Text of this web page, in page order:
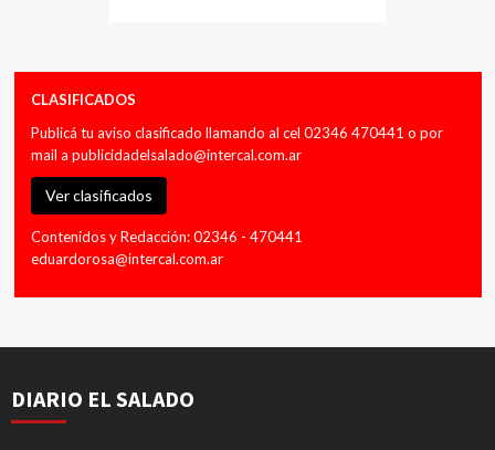
CLASIFICADOS
Publicá tu aviso clasificado llamando al cel 02346 470441 o por
mail a publicidadelsalado@intercal.com.ar
Ver clasificados
Contenidos y Redacción: 02346 - 470441
eduardorosa@intercal.com.ar
DIARIO EL SALADO